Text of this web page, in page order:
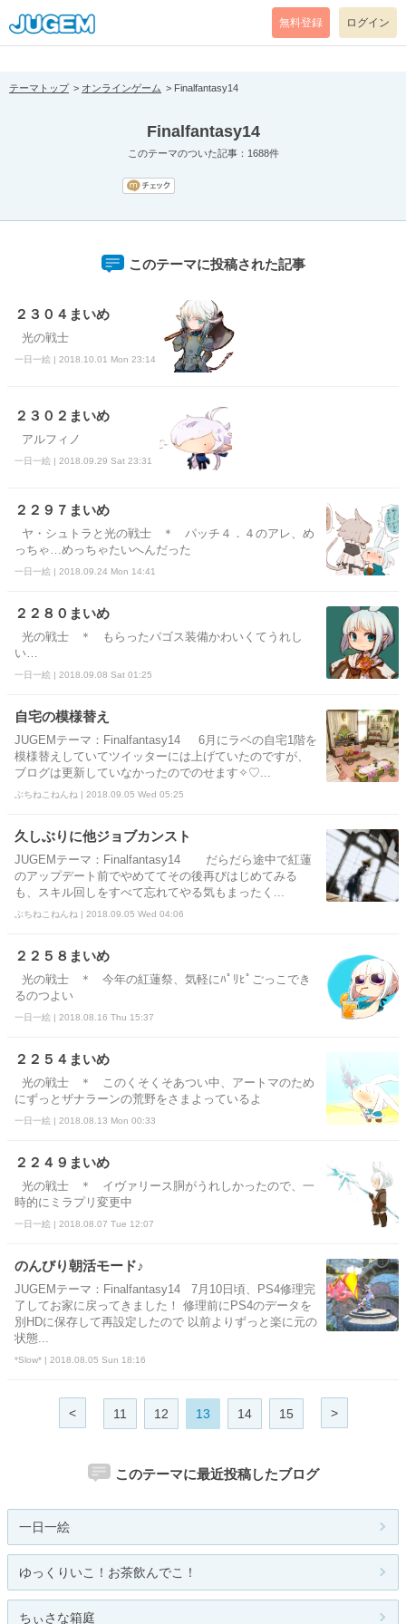
[pear_error: message="Success" code=0 mode=return level=notice
prefix="" info=""]
無料登録 ログイン
テーマトップ オンラインゲーム Finalfantasy14
Finalfantasy14
このテーマのついた記事：1688件
このテーマに投稿された記事
２３０４まいめ
光の戦士
一日一絵 | 2018.10.01 Mon 23:14
２３０２まいめ
アルフィノ
一日一絵 | 2018.09.29 Sat 23:31
２２９７まいめ
ヤ・シュトラと光の戦士 ＊ パッチ４．４のアレ、め
っちゃ…めっちゃたいへんだった
一日一絵 | 2018.09.24 Mon 14:41
２２８０まいめ
光の戦士 ＊ もらったパゴス装備かわいくてうれし
い…
一日一絵 | 2018.09.08 Sat 01:25
自宅の模様替え
JUGEMテーマ：Finalfantasy14 6月にラベの自宅1階を
模様替えしていてツイッターには上げていたのですが、
ブログは更新していなかったのでのせます✧♡...
ぶちねこねんね | 2018.09.05 Wed 05:25
久しぶりに他ジョブカンスト
JUGEMテーマ：Finalfantasy14 だらだら途中で紅蓮
のアップデート前でやめててその後再びはじめてみる
も、スキル回しをすべて忘れてやる気もまったく...
ぶちねこねんね | 2018.09.05 Wed 04:06
２２５８まいめ
光の戦士 ＊ 今年の紅蓮祭、気軽にﾊﾟﾘﾋﾟごっこでき
るのつよい
一日一絵 | 2018.08.16 Thu 15:37
２２５４まいめ
光の戦士 ＊ このくそくそあつい中、アートマのため
にずっとザナラーンの荒野をさまよっているよ
一日一絵 | 2018.08.13 Mon 00:33
２２４９まいめ
光の戦士 ＊ イヴァリース胴がうれしかったので、一
時的にミラプリ変更中
一日一絵 | 2018.08.07 Tue 12:07
のんびり朝活モード♪
JUGEMテーマ：Finalfantasy14 7月10日頃、PS4修理完
了してお家に戻ってきました！ 修理前にPS4のデータを
別HDに保存して再設定したので 以前よりずっと楽に元の
状態...
*Slow* | 2018.08.05 Sun 18:16
< 11 12 13 14 15 >
このテーマに最近投稿したブログ
一日一絵
ゆっくりいこ！お茶飲んでこ！
ちぃさな箱庭